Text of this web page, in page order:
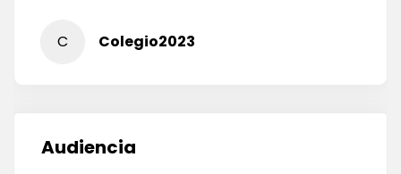
C Colegio2023
Audiencia